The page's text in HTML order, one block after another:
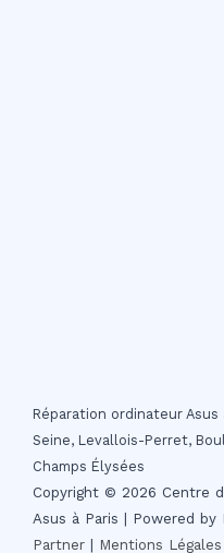
Réparation ordinateur
Seine, Levallois-Perret,
Champs Élysées
Copyright © 2026 Centre
Asus à Paris | Powered by
Partner
Mentions Légales